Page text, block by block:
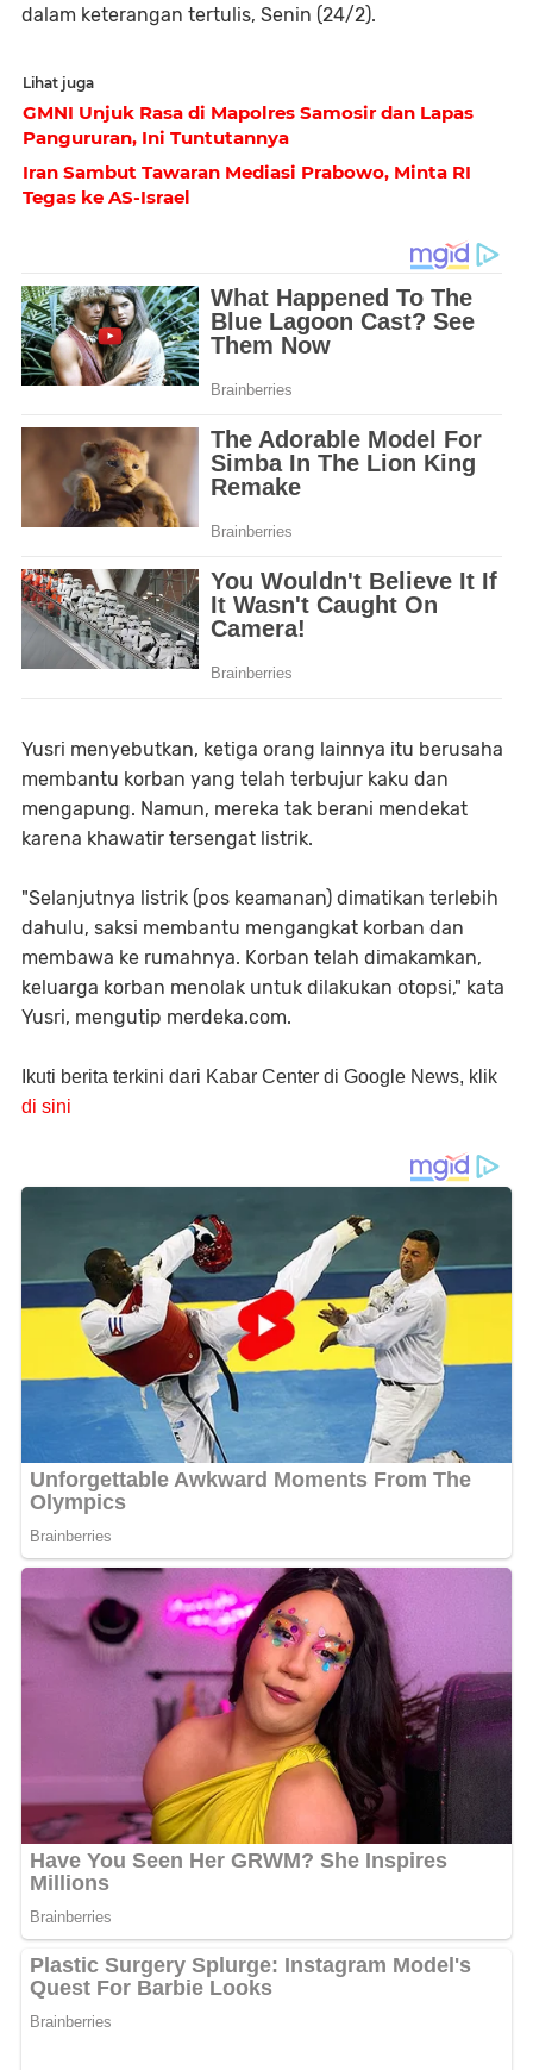
dalam keterangan tertulis, Senin (24/2).
Lihat juga
GMNI Unjuk Rasa di Mapolres Samosir dan Lapas
Pangururan, Ini Tuntutannya
Iran Sambut Tawaran Mediasi Prabowo, Minta RI
Tegas ke AS-Israel
Yusri menyebutkan, ketiga orang lainnya itu berusaha
membantu korban yang telah terbujur kaku dan
mengapung. Namun, mereka tak berani mendekat
karena khawatir tersengat listrik.
"Selanjutnya listrik (pos keamanan) dimatikan terlebih
dahulu, saksi membantu mengangkat korban dan
membawa ke rumahnya. Korban telah dimakamkan,
keluarga korban menolak untuk dilakukan otopsi," kata
Yusri, mengutip merdeka.com.
Ikuti berita terkini dari Kabar Center di Google News, klik
di sini